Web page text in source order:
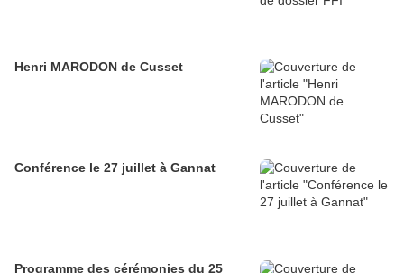
Henri MARODON de Cusset
Conférence le 27 juillet à Gannat
Programme des cérémonies du 25